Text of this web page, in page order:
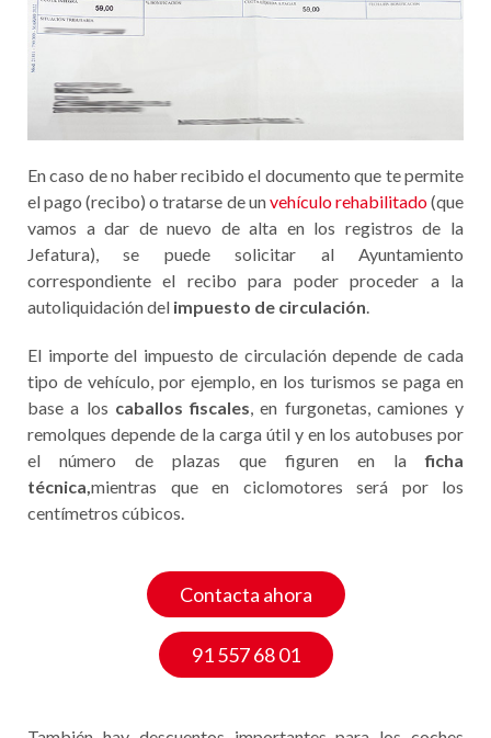
En caso de no haber recibido el documento que te permite
el pago (recibo) o tratarse de unvehículo rehabilitado(que
vamos a dar de nuevo de alta en los registros de la
Jefatura), se puede solicitar al Ayuntamiento
correspondiente el recibo para poder proceder a la
autoliquidación del impuesto de circulación.
El importe del impuesto de circulación depende de cada
tipo de vehículo, por ejemplo, en los turismos se paga en
base a los caballos fiscales, en furgonetas, camiones y
remolques depende de la carga útil y en los autobuses por
el número de plazas que figuren en laficha
técnica,mientras que en ciclomotores será por los
centímetros cúbicos.
Contacta ahora
91 557 68 01